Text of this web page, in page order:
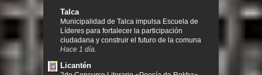
Talca
Municipalidad de Talca impulsa Escuela de
Líderes para fortalecer la participación
ciudadana y construir el futuro de la comuna
Hace 1 día.
Licantén